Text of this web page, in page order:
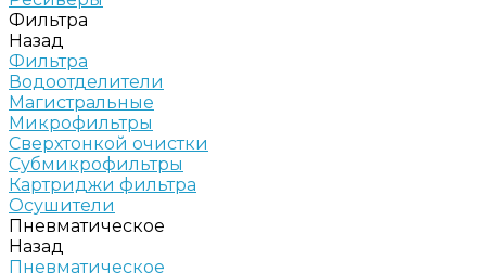
Фильтра
Назад
Фильтра
Водоотделители
Магистральные
Микрофильтры
Сверхтонкой очистки
Субмикрофильтры
Картриджи фильтра
Осушители
Пневматическое
Назад
Пневматическое